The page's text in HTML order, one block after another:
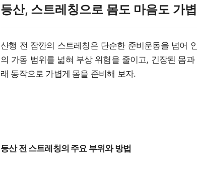
등산, 스트레칭으로 몸도 마음도 가볍
산행 전 잠깐의 스트레칭은 단순한 준비운동을 넘어
의 가동 범위를 넓혀 부상 위험을 줄이고, 긴장된 몸
래 동작으로 가볍게 몸을 준비해 보자.
등산 전 스트레칭의 주요 부위와 방법